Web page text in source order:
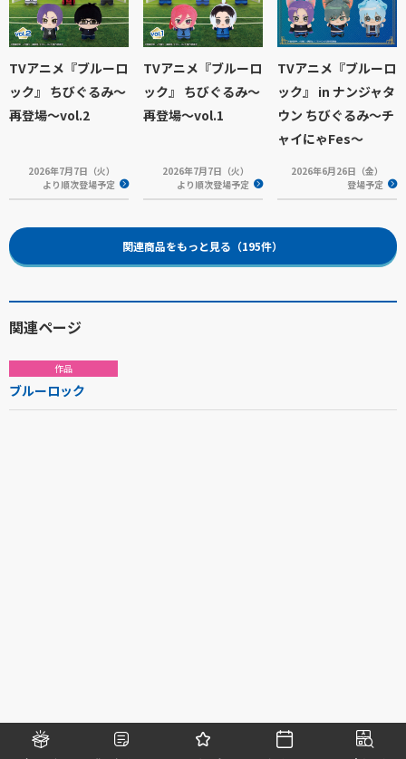
TVアニメ『ブルーロ
ック』 ちびぐるみ～
再登場～vol.2
2026年7月7日（火）
より順次登場予定
TVアニメ『ブルーロ
ック』 ちびぐるみ～
再登場～vol.1
2026年7月7日（火）
より順次登場予定
TVアニメ『ブルーロ
ック』 in ナンジャタ
ウン ちびぐるみ～チ
ャイにゃFes～
2026年6月26日（金）
登場予定
関連商品をもっと見る（195件）
関連ページ
作品
ブルーロック